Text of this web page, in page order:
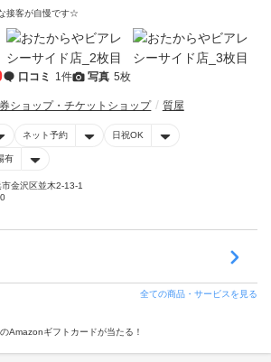
接客が自慢です☆
口コミ 1件 写真 5枚
ショップ・チケットショップ 質屋
ネット予約 日祝OK
有
金沢区並木2-13-1
全ての商品・サービスを見る
Amazonギフトカードが当たる！